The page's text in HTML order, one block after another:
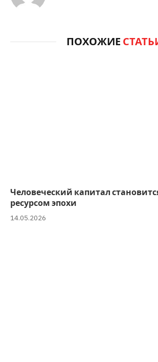
ПОХОЖИЕ
Человеческий капитал
ресурсом эпохи
14.05.2026